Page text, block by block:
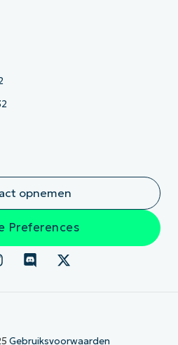
opnemen
Preferences
Gebruiksvoorwaarden